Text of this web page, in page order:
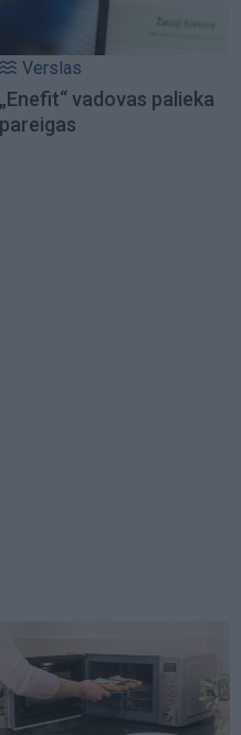
Verslas
„Enefit“ vadovas palieka
pareigas